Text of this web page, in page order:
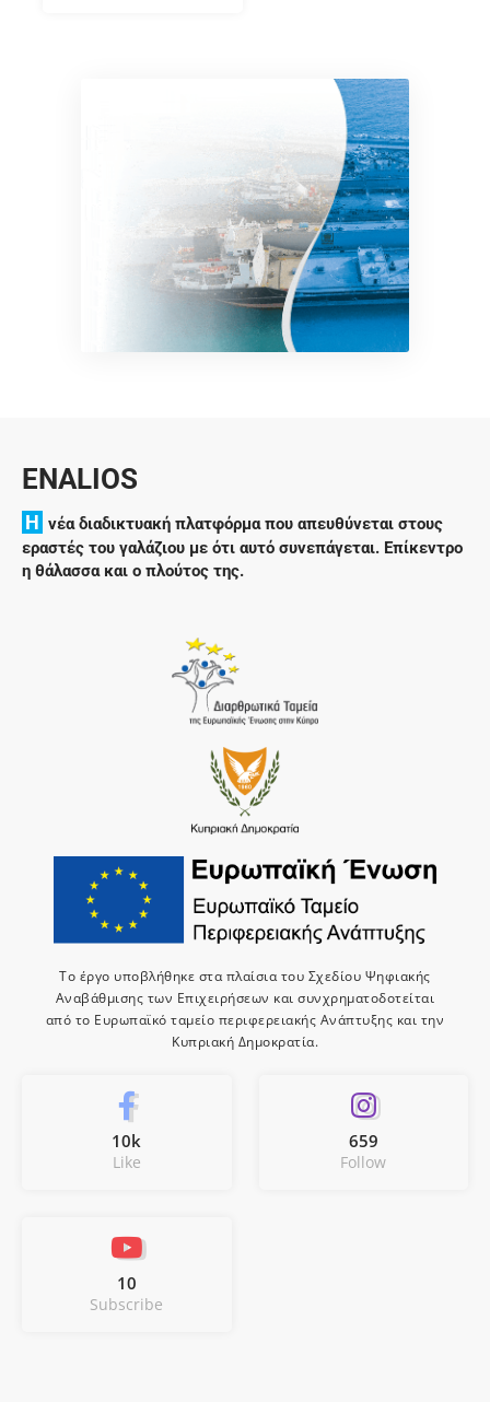
ENALIOS
H νέα διαδικτυακή πλατφόρμα που απευθύνεται στους
εραστές του γαλάζιου με ότι αυτό συνεπάγεται. Επίκεντρο
η θάλασσα και ο πλούτος της.
Το έργο υποβλήθηκε στα πλαίσια του Σχεδίου Ψηφιακής
Αναβάθμισης των Επιχειρήσεων και συνχρηματοδοτείται
από το Ευρωπαϊκό ταμείο περιφερειακής Ανάπτυξης και την
Κυπριακή Δημοκρατία.
10k
Like
659
Follow
10
Subscribe